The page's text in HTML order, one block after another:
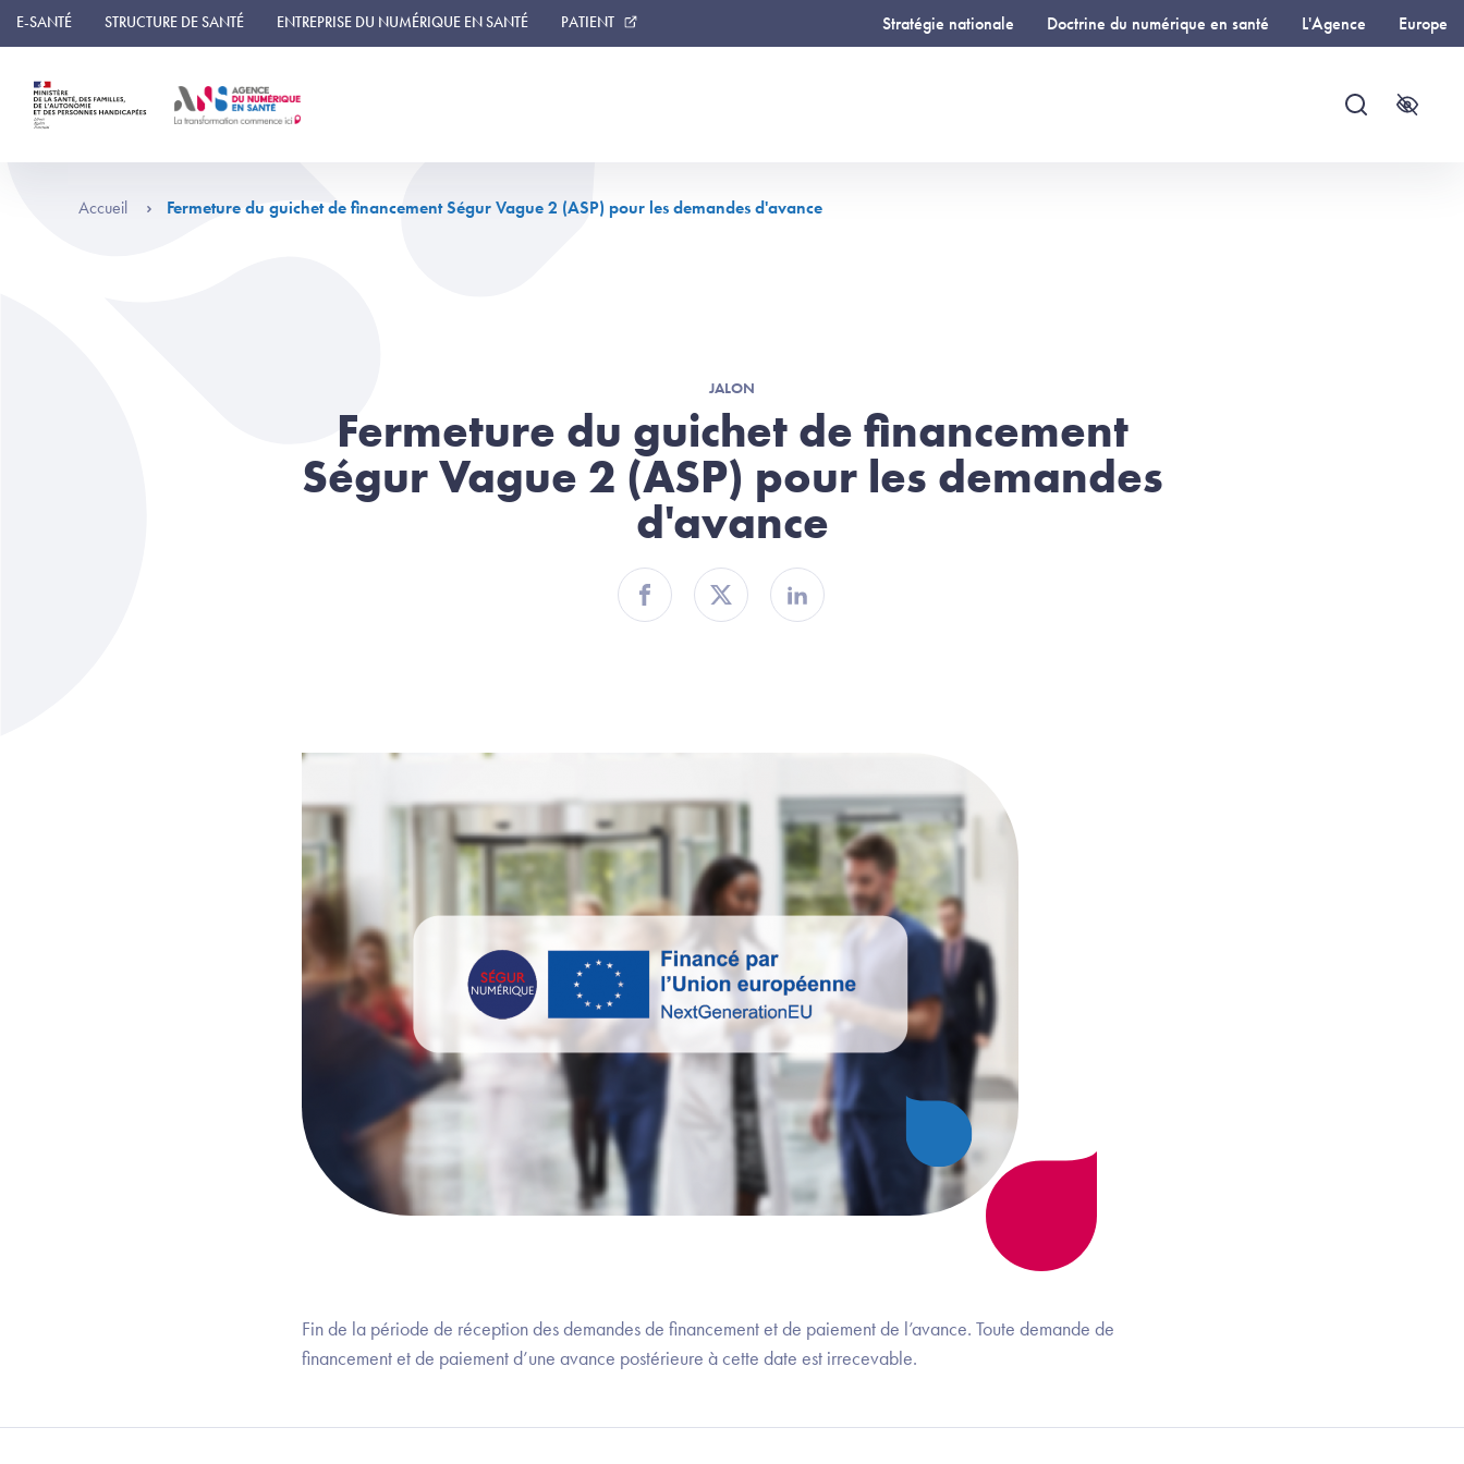
Panneau de gestion des cookies
E-SANTÉ STRUCTURE DE SANTÉ ENTREPRISE DU NUMÉRIQUE EN SANTÉ PATIENT Stratégie nationale Doctrine du numérique en santé L'Agence Europe
Recherche
Accueil Fermeture du guichet de financement Ségur Vague 2 (ASP) pour les demandes d'avance
JALON
Fermeture du guichet de financement
Ségur Vague 2 (ASP) pour les demandes
d'avance
Partager sur Facebook
Partager sur TwitterPartager sur Linkedin
Fin de la période de réception des demandes de financement et de paiement de l’avance. Toute demande de
financement et de paiement d’une avance postérieure à cette date est irrecevable.